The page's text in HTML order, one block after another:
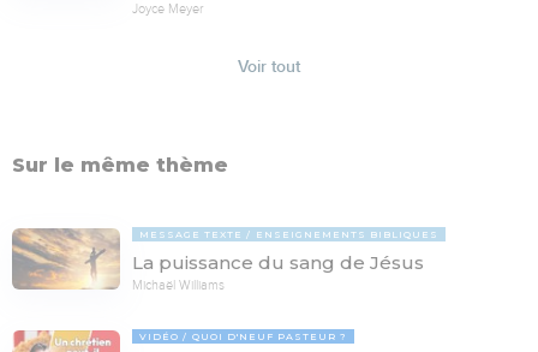
Joyce Meyer
Voir tout
Sur le même thème
MESSAGE TEXTE ENSEIGNEMENTS BIBLIQUES
La puissance du sang de Jésus
Michaël Williams
VIDÉO QUOI D'NEUF PASTEUR ?